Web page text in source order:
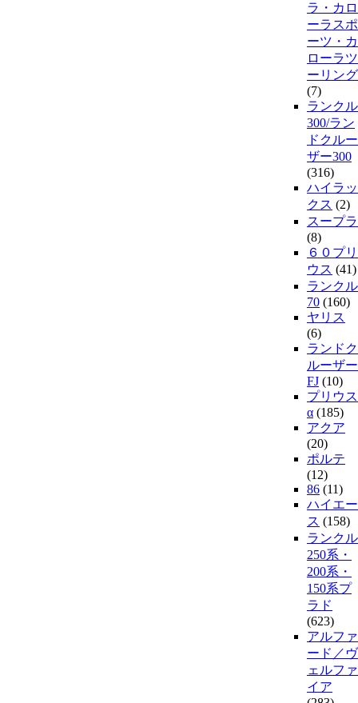
ラ・カロ
ーラスポ
ーツ・カ
ローラツ
ーリング
(7)
ランクル
300/ラン
ドクルー
ザー300
(316)
ハイラッ
クス (2)
スープラ
(8)
６０プリ
ウス (41)
ランクル
70 (160)
ヤリス
(6)
ランドク
ルーザー
FJ (10)
プリウス
α (185)
アクア
(20)
ポルテ
(12)
86 (11)
ハイエー
ス (158)
ランクル
250系・
200系・
150系プ
ラド
(623)
アルファ
ード／ヴ
ェルファ
イア